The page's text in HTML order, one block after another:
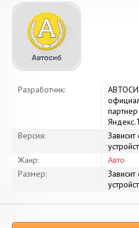
Разработчик:
партнер
Версия:
Зависит
Жанр:
Авто
Размер:
Зависит